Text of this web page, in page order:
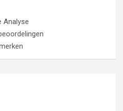
Analyse